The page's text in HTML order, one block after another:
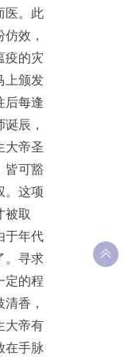
医。此
效，
疫的灾
上颁发
后每逢
辰，
大帝圣
皆可豁
。这项
被取
于年代
。寻求
定的程
香，
大帝有
在手脉